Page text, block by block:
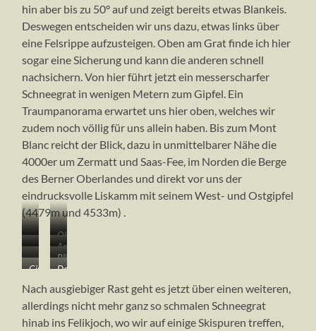
hin aber bis zu 50° auf und zeigt bereits etwas Blankeis.
Deswegen entscheiden wir uns dazu, etwas links über
eine Felsrippe aufzusteigen. Oben am Grat finde ich hier
sogar eine Sicherung und kann die anderen schnell
nachsichern. Von hier führt jetzt ein messerscharfer
Schneegrat in wenigen Metern zum Gipfel. Ein
Traumpanorama erwartet uns hier oben, welches wir
zudem noch völlig für uns allein haben. Bis zum Mont
Blanc reicht der Blick, dazu in unmittelbarer Nähe die
4000er um Zermatt und Saas-Fee, im Norden die Berge
des Berner Oberlandes und direkt vor uns der
eindrucksvolle Liskamm mit seinem West- und Ostgipfel
(4479m und 4533m) .
…
in
der
Nordwestflanke
Oberer
Serak…
…
kurz
dem
Gipfelgrat
Am
messerscharfen
…
ist
sauberes
angesagt
Blick
zurück
unsere
Aufstiegsspur
Gipfelrast
dem
Castor
(4225m)
Der
zum
Felikjoch
(4066m)
Nach ausgiebiger Rast geht es jetzt über einen weiteren,
allerdings nicht mehr ganz so schmalen Schneegrat
hinab ins Felikjoch, wo wir auf einige Skispuren treffen,